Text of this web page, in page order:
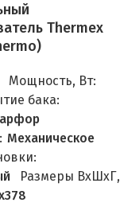
Thermex
Мощность, Вт:
бака:
Механическое
Размеры ВхШхГ,